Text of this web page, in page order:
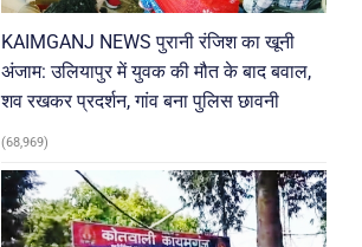
KAIMGANJ NEWS पुरानी रंजिश का खूनी
अंजाम: उलियापुर में युवक की मौत के बाद बवाल,
शव रखकर प्रदर्शन, गांव बना पुलिस छावनी
(68,969)